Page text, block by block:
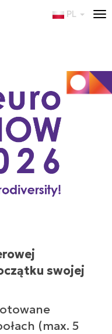
PL
swojej
(max. 5